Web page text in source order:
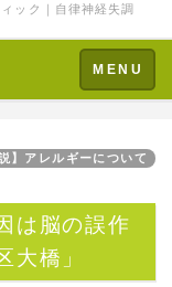
ック｜自律神経失調
Toggle
navigation
MENU
】アレルギーについて
は脳の誤作
大橋」